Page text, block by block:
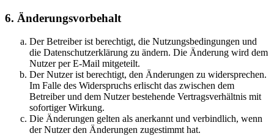
6. Änderungsvorbehalt
Der Betreiber ist berechtigt, die Nutzungsbedingungen und
die Datenschutzerklärung zu ändern. Die Änderung wird dem
Nutzer per E-Mail mitgeteilt.
Der Nutzer ist berechtigt, den Änderungen zu widersprechen.
Im Falle des Widerspruchs erlischt das zwischen dem
Betreiber und dem Nutzer bestehende Vertragsverhältnis mit
sofortiger Wirkung.
Die Änderungen gelten als anerkannt und verbindlich, wenn
der Nutzer den Änderungen zugestimmt hat.